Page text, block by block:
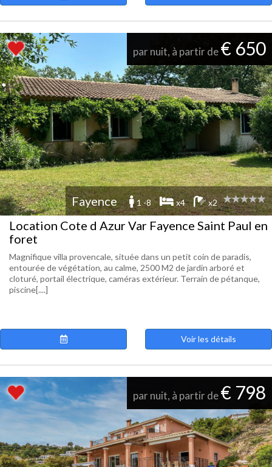
par nuit, à partir de€ 650
Fayence 1 -8 x4 x2
Location Cote d Azur Var Fayence Saint Paul en
foret
Magnifique villa provencale, située dans un petit coin de paradis,
entourée de végétation, au calme, 2500 M2 de jardin arboré et
cloturé, portail électrique, caméras extérieur. Terrain de pétanque,
piscine[....]
Voir les détails
par nuit, à partir de€ 798